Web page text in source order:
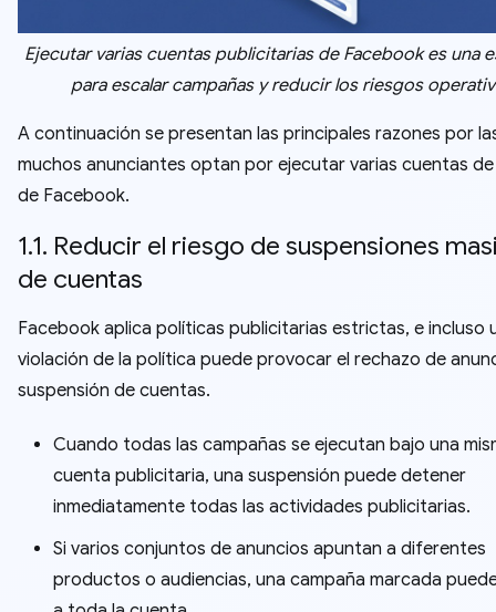
Ejecutar varias cuentas publicitarias de Facebook es una
para escalar campañas y reducir los riesgos
A continuación se presentan las principales razones por
muchos anunciantes optan por ejecutar varias cuentas
de Facebook.
1.1. Reducir el riesgo de suspensiones
de cuentas
Facebook aplica políticas publicitarias estrictas, e incluso
violación de la política puede provocar el rechazo de
suspensión de cuentas.
Cuando todas las campañas se ejecutan bajo una
cuenta publicitaria, una suspensión puede detener
inmediatamente todas las actividades publicitarias.
Si varios conjuntos de anuncios apuntan a diferentes
productos o audiencias, una campaña marcada